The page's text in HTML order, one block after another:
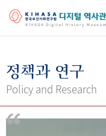
걸어온 길 기관 변천사
연구 역사
정책과 연구
Policy and Research